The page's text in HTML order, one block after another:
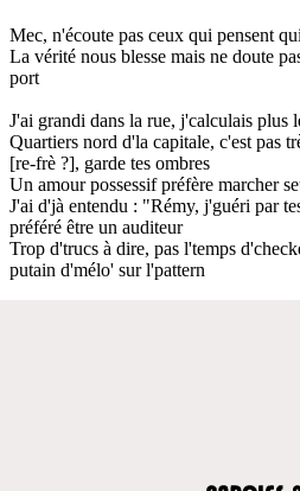
Mec, n'écoute pas ceux qui pensent
La vérité nous blesse mais ne doute
port
J'ai grandi dans la rue, j'calculais plus
Quartiers nord d'la capitale, c'est pas
[re-frè ?], garde tes ombres
Un amour possessif préfère marcher
J'ai d'jà entendu : "Rémy, j'guéri par
préféré être un auditeur
Trop d'trucs à dire, pas l'temps
putain d'mélo' sur l'pattern